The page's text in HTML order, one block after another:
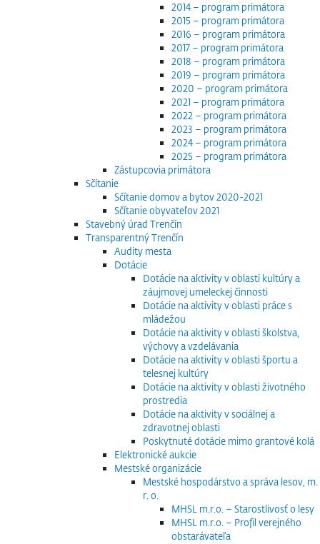
2014 – program primátora
2015 – program primátora
2016 – program primátora
2017 – program primátora
2018 – program primátora
2019 – program primátora
2020 – program primátora
2021 – program primátora
2022 – program primátora
2023 – program primátora
2024 – program primátora
2025 – program primátora
Zástupcovia primátora
Sčítanie
Sčítanie domov a bytov 2020-2021
Sčítanie obyvateľov 2021
Stavebný úrad Trenčín
Transparentný Trenčín
Audity mesta
Dotácie
Dotácie na aktivity v oblasti kultúry a
záujmovej umeleckej činnosti
Dotácie na aktivity v oblasti práce s
mládežou
Dotácie na aktivity v oblasti školstva,
výchovy a vzdelávania
Dotácie na aktivity v oblasti športu a
telesnej kultúry
Dotácie na aktivity v oblasti životného
prostredia
Dotácie na aktivity v sociálnej a
zdravotnej oblasti
Poskytnuté dotácie mimo grantové kolá
Elektronické aukcie
Mestské organizácie
Mestské hospodárstvo a správa lesov, m.
r. o.
MHSL m.r.o. – Starostlivosť o lesy
MHSL m.r.o. – Profil verejného
obstarávateľa